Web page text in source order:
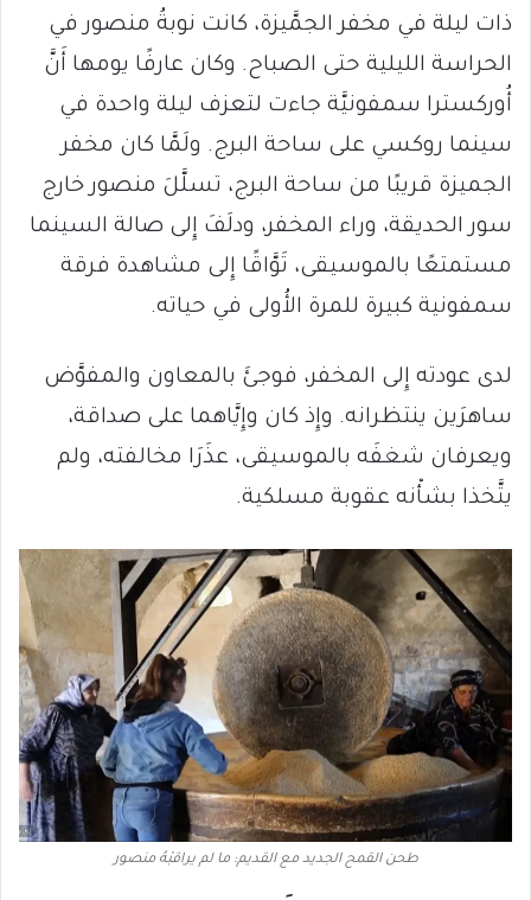
ذات ليلة في مخفر الجمَّيزة، كانت نوبةُ منصور في
الحراسة الليلية حتى الصباح. وكان عارفًا يومها أَنَّ
أُوركسترا سمفونيَّة جاءت لتعزف ليلة واحدة في
سينما روكسي على ساحة البرج. ولَمَّا كان مخفر
الجميزة قريبًا من ساحة البرج، تسلَّلَ منصور خارج
سور الحديقة، وراء المخفر، ودلَفَ إِلى صالة السينما
مستمتعًا بالموسيقى، تَوَّاقًا إِلى مشاهدة فرقة
سمفونية كبيرة للمرة الأُولى في حياته.
لدى عودته إِلى المخفر، فوجئَ بالمعاون والمفوَّض
ساهرَين ينتظرانه. وإِذ كان وإِيَّاهما على صداقة،
ويعرفان شغفَه بالموسيقى، عذَرَا مخالفته، ولم
يتَّخذا بشأْنه عقوبة مسلكية.
طحن القمح الجديد مع القديم: ما لم يراقبْهُ منصور